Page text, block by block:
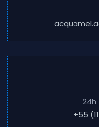
24h
+55